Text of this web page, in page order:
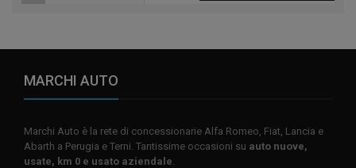
MARCHI AUTO
Marchi Auto è la rete di concessionarie Alfa Romeo, Fiat, Lancia e
Abarth a Perugia e Terni. Tantissime occasioni su auto nuove,
usate, km 0 e usato aziendale